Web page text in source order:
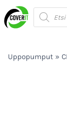
Siirry
sisältöön
search
Uppopumput »